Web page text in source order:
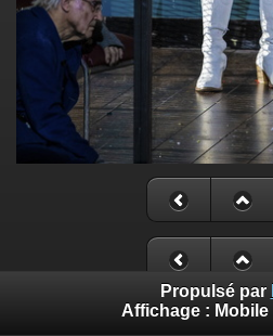
Propulsé par
Affichage : Mobile